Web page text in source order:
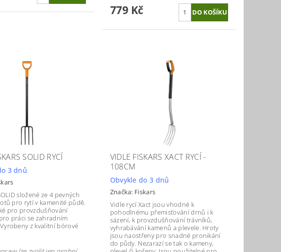
779 Kč
SOLID RYCÍ
3 dnů
složené ze 4 pevných
pro rytí v kamenité půdě.
pro provzdušňování
práci se zahradním
z kvalitní bórové
VIDLE FISKARS XACT RYCÍ -
108CM
Obvykle do 3 dnů
Značka: Fiskars
Vidle rycí Xact jsou vhodné k
pohodlnému přemisťování drnů i k
sázení, k provzdušňování trávníků,
vyhrabávání kamenů a plevele. Hroty
jsou naostřeny pro snadné pronikání
do půdy. Nezarazí se tak o kameny,